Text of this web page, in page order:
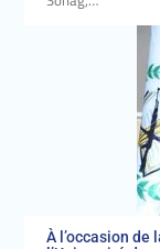
À l’occasion de